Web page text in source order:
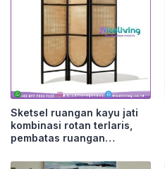
Sketsel ruangan kayu jati
kombinasi rotan terlaris,
pembatas ruangan